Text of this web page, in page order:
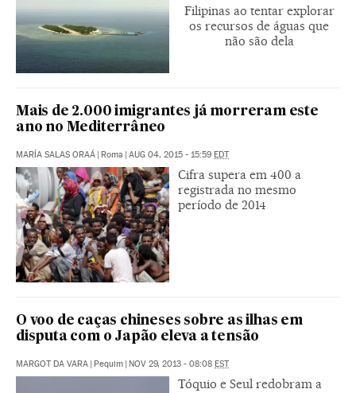
Filipinas ao tentar explorar
os recursos de águas que
não são dela
Mais de 2.000 imigrantes já morreram este
ano no Mediterrâneo
MARÍA SALAS ORAÁ Roma AUG 04, 2015 - 15:59 EDT
Cifra supera em 400 a
registrada no mesmo
período de 2014
O voo de caças chineses sobre as ilhas em
disputa com o Japão eleva a tensão
MARGOT DA VARA | Pequim | NOV 29, 2013 - 08:08 EST
Tóquio e Seul redobram a